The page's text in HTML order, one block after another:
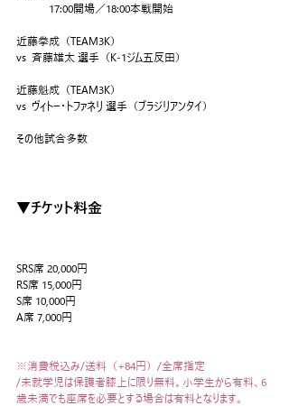
17:00開場／18:00本戦開始
近藤拳成（TEAM3K）
vs  斉藤雄太 選手（K-1ジム五反田）
近藤魁成（TEAM3K）
vs  ヴィトー・トファネリ 選手（ブラジリアンタイ）
その他試合多数
▼チケット料金
SRS席 20,000円
RS席 15,000円
S席 10,000円
A席 7,000円
※消費税込み/送料（+84円）/全席指定
/未就学児は保護者膝上に限り無料。小学生から有料、6
歳未満でも座席を必要とする場合は有料となります。